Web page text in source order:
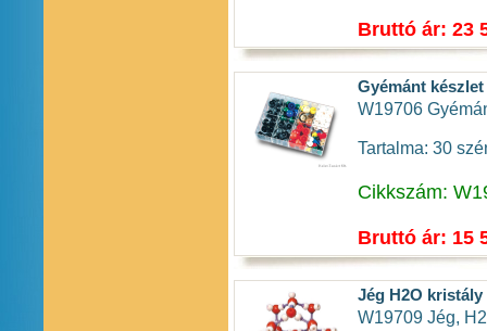
Bruttó ár: 23
Gyémánt készlet
W19706
Tartalma: 30
Cikkszám:
Bruttó ár: 15
Jég H2O kristály
W19709 Jég,